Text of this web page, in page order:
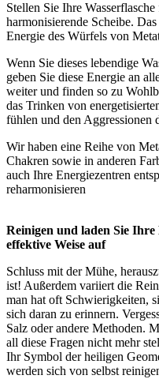
Stellen Sie Ihre
harmonisierende Scheibe.
Energie des Würfels von
Wenn Sie dieses lebendige
geben Sie diese Energie an
weiter und finden so zu
das Trinken von
fühlen und den Aggressionen
Wir haben eine Reihe von
Chakren sowie in anderen
auch Ihre Energiezentren
reharmonisieren
Reinigen und laden Sie
effektive Weise auf
Schluss mit der Mühe,
ist! Außerdem variiert die
man hat oft Schwierigkeiten,
sich daran zu erinnern.
Salz oder andere Methoden.
all diese Fragen nicht mehr
Ihr Symbol der heiligen
werden sich von selbst